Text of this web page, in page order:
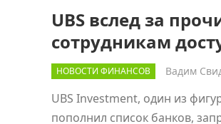
UBS вслед за
сотрудникам
НОВОСТИ ФИНАНСОВ Вадим
UBS Investment, один из
пополнил список банков,